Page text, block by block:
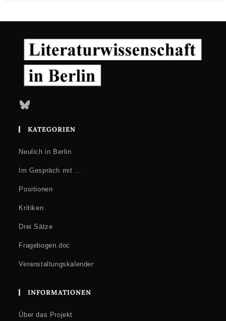
Bluesky
KATEGORIEN
Neulich in Berlin
Im Gespräch mit …
Positionen
Kritiken
Drei Sätze
Fragebogen.doc
Veranstaltungskalender
INFORMATIONEN
Über das Projekt